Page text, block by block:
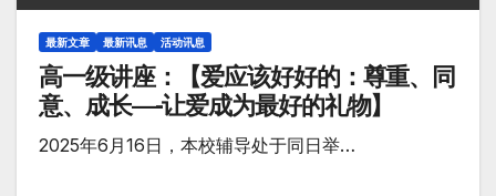
最新文章 最新讯息 活动讯息
高一级讲座：【爱应该好好的：尊重、同
意、成长—-让爱成为最好的礼物】
2025年6月16日，本校辅导处于同日举…